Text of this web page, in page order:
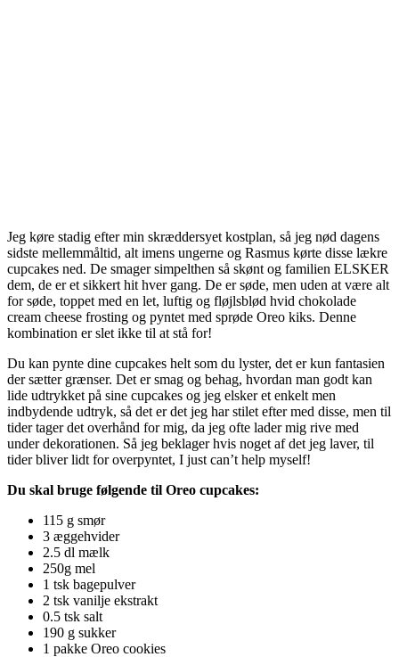
Jeg køre stadig efter min skræddersyet kostplan, så jeg nød dagens
sidste mellemmåltid, alt imens ungerne og Rasmus kørte disse lækre
cupcakes ned. De smager simpelthen så skønt og familien ELSKER
dem, de er et sikkert hit hver gang. De er søde, men uden at være alt
for søde, toppet med en let, luftig og fløjlsblød hvid chokolade
cream cheese frosting og pyntet med sprøde Oreo kiks. Denne
kombination er slet ikke til at stå for!
Du kan pynte dine cupcakes helt som du lyster, det er kun fantasien
der sætter grænser. Det er smag og behag, hvordan man godt kan
lide udtrykket på sine cupcakes og jeg elsker et enkelt men
indbydende udtryk, så det er det jeg har stilet efter med disse, men til
tider tager det overhånd for mig, da jeg ofte lader mig rive med
under dekorationen. Så jeg beklager hvis noget af det jeg laver, til
tider bliver lidt for overpyntet, I just can’t help myself!
Du skal bruge følgende til Oreo cupcakes:
115 g smør
3 æggehvider
2.5 dl mælk
250g mel
1 tsk bagepulver
2 tsk vanilje ekstrakt
0.5 tsk salt
190 g sukker
1 pakke Oreo cookies